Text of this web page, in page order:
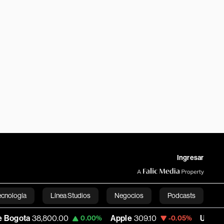
Ingresar
Línea Studios Negocios Podcasts
English0.00% Apple 309.10 -0.05% USD COP 3,177.17